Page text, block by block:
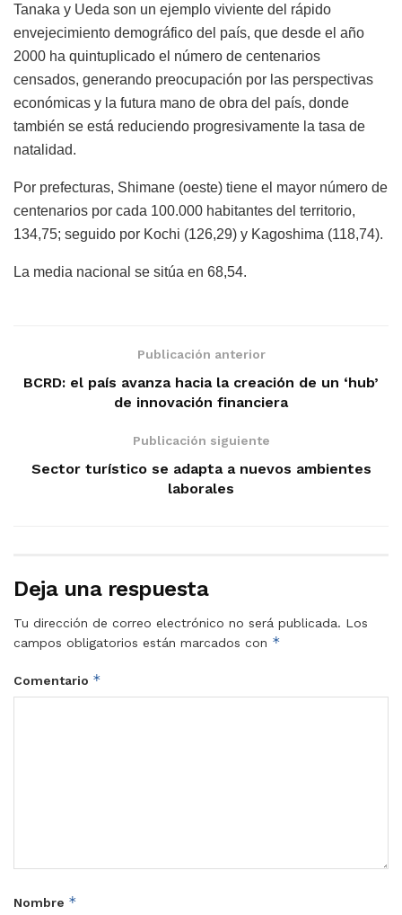
Tanaka y Ueda son un ejemplo viviente del rápido
envejecimiento demográfico del país, que desde el año
2000 ha quintuplicado el número de centenarios
censados, generando preocupación por las perspectivas
económicas y la futura mano de obra del país, donde
también se está reduciendo progresivamente la tasa de
natalidad.
Por prefecturas, Shimane (oeste) tiene el mayor número de
centenarios por cada 100.000 habitantes del territorio,
134,75; seguido por Kochi (126,29) y Kagoshima (118,74).
La media nacional se sitúa en 68,54.
Publicación anterior
BCRD: el país avanza hacia la creación de un ‘hub’
de innovación financiera
Publicación siguiente
Sector turístico se adapta a nuevos ambientes
laborales
Deja una respuesta
Tu dirección de correo electrónico no será publicada. Los
campos obligatorios están marcados con *
Comentario *
Nombre *